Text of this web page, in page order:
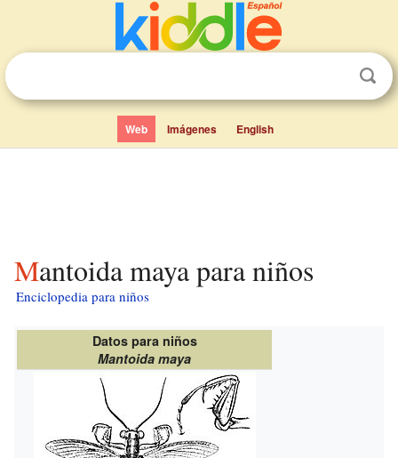
Web Imágenes English
Mantoida maya para niños
Enciclopedia para niños
Datos para niños
Mantoida maya